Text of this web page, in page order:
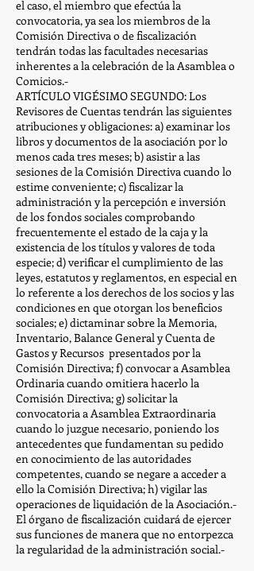
el caso, el miembro que efectúa la
convocatoria, ya sea los miembros de la
Comisión Directiva o de fiscalización
tendrán todas las facultades necesarias
inherentes a la celebración de la Asamblea o
Comicios.-
ARTÍCULO VIGÉSIMO SEGUNDO: Los
Revisores de Cuentas tendrán las siguientes
atribuciones y obligaciones: a) examinar los
libros y documentos de la asociación por lo
menos cada tres meses; b) asistir a las
sesiones de la Comisión Directiva cuando lo
estime conveniente; c) fiscalizar la
administración y la percepción e inversión
de los fondos sociales comprobando
frecuentemente el estado de la caja y la
existencia de los títulos y valores de toda
especie; d) verificar el cumplimiento de las
leyes, estatutos y reglamentos, en especial en
lo referente a los derechos de los socios y las
condiciones en que otorgan los beneficios
sociales; e) dictaminar sobre la Memoria,
Inventario, Balance General y Cuenta de
Gastos y Recursos presentados por la
Comisión Directiva; f) convocar a Asamblea
Ordinaria cuando omitiera hacerlo la
Comisión Directiva; g) solicitar la
convocatoria a Asamblea Extraordinaria
cuando lo juzgue necesario, poniendo los
antecedentes que fundamentan su pedido
en conocimiento de las autoridades
competentes, cuando se negare a acceder a
ello la Comisión Directiva; h) vigilar las
operaciones de liquidación de la Asociación.-
El órgano de fiscalización cuidará de ejercer
sus funciones de manera que no entorpezca
la regularidad de la administración social.-